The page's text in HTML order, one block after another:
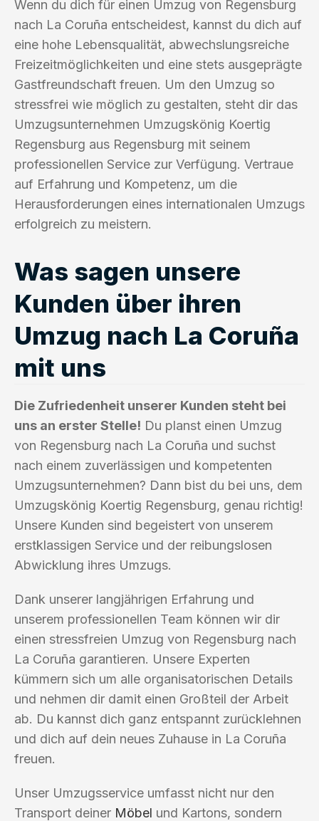
Wenn du dich für einen Umzug von Regensburg
nach La Coruña entscheidest, kannst du dich auf
eine hohe Lebensqualität, abwechslungsreiche
Freizeitmöglichkeiten und eine stets ausgeprägte
Gastfreundschaft freuen. Um den Umzug so
stressfrei wie möglich zu gestalten, steht dir das
Umzugsunternehmen Umzugskönig Koertig
Regensburg aus Regensburg mit seinem
professionellen Service zur Verfügung. Vertraue
auf Erfahrung und Kompetenz, um die
Herausforderungen eines internationalen Umzugs
erfolgreich zu meistern.
Was sagen unsere
Kunden über ihren
Umzug nach La Coruña
mit uns
Die Zufriedenheit unserer Kunden steht bei
uns an erster Stelle! Du planst einen Umzug
von Regensburg nach La Coruña und suchst
nach einem zuverlässigen und kompetenten
Umzugsunternehmen? Dann bist du bei uns, dem
Umzugskönig Koertig Regensburg, genau richtig!
Unsere Kunden sind begeistert von unserem
erstklassigen Service und der reibungslosen
Abwicklung ihres Umzugs.
Dank unserer langjährigen Erfahrung und
unserem professionellen Team können wir dir
einen stressfreien Umzug von Regensburg nach
La Coruña garantieren. Unsere Experten
kümmern sich um alle organisatorischen Details
und nehmen dir damit einen Großteil der Arbeit
ab. Du kannst dich ganz entspannt zurücklehnen
und dich auf dein neues Zuhause in La Coruña
freuen.
Unser Umzugsservice umfasst nicht nur den
Transport deiner Möbel und Kartons, sondern